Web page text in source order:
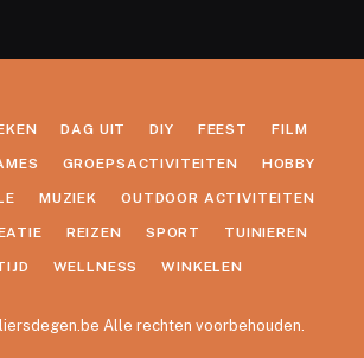
DAG UIT DIY FEEST FILM
GROEPSACTIVITEITEN HOBBY
MUZIEK OUTDOOR ACTIVITEITEN
REIZEN SPORT TUINIEREN
WELLNESS WINKELEN
Alle rechten voorbehouden.